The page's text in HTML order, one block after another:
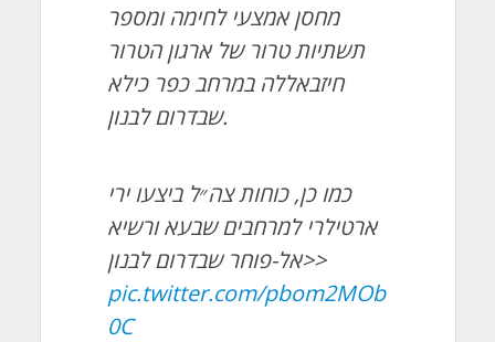
מחסן אמצעי לחימה ומספר
תשתיות טרור של ארגון הטרור
חיזבאללה במרחב כפר כילא
שבדרום לבנון.
כמו כן, כוחות צה״ל ביצעו ירי
ארטילרי למרחבים שבעא ורשיא
אל-פוחר שבדרום לבנון>>
pic.twitter.com/pbom2MOb
0C